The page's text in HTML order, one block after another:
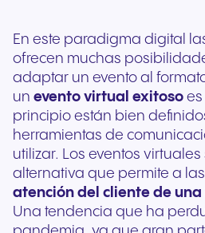
En este paradigma digital
ofrecen muchas
adaptar un evento al
un evento virtual exitoso es
principio están bien
herramientas de
utilizar. Los eventos
alternativa que permite a
atención del cliente de
Una tendencia que ha